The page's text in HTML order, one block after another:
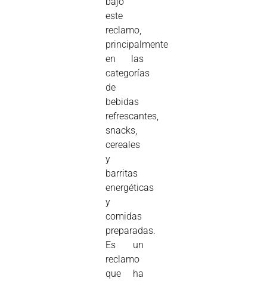
este
reclamo,
principalmente
en las
categorías
de
bebidas
refrescantes,
snacks,
cereales
y
barritas
energéticas
y
comidas
preparadas.
Es un
reclamo
que ha